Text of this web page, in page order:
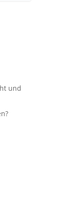
und